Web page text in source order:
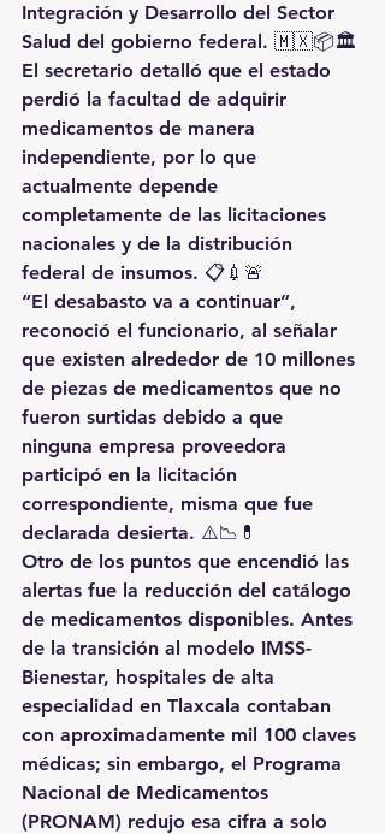
Integración y Desarrollo del Sector
Salud del gobierno federal. 🇲🇽📦🏛️
El secretario detalló que el estado
perdió la facultad de adquirir
medicamentos de manera
independiente, por lo que
actualmente depende
completamente de las licitaciones
nacionales y de la distribución
federal de insumos. 📋💉🚨
“El desabasto va a continuar”,
reconoció el funcionario, al señalar
que existen alrededor de 10 millones
de piezas de medicamentos que no
fueron surtidas debido a que
ninguna empresa proveedora
participó en la licitación
correspondiente, misma que fue
declarada desierta. ⚠️📉💊
Otro de los puntos que encendió las
alertas fue la reducción del catálogo
de medicamentos disponibles. Antes
de la transición al modelo IMSS-
Bienestar, hospitales de alta
especialidad en Tlaxcala contaban
con aproximadamente mil 100 claves
médicas; sin embargo, el Programa
Nacional de Medicamentos
(PRONAM) redujo esa cifra a solo